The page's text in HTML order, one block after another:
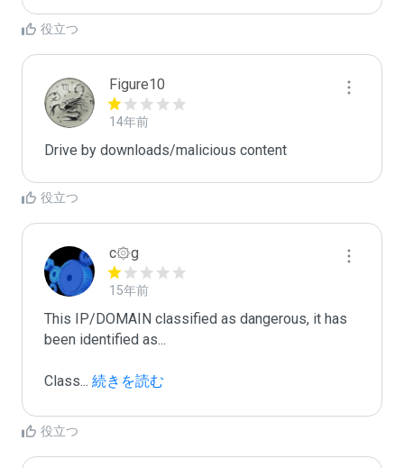
役立つ
Figure10
14年前
Drive by downloads/malicious content
役立つ
c۞g
15年前
This IP/DOMAIN classified as dangerous, it has
been identified as...
Class... 続きを読む
役立つ